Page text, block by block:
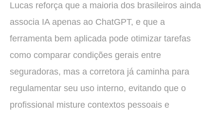
Lucas reforça que a maioria dos brasileiros ainda
associa IA apenas ao ChatGPT, e que a
ferramenta bem aplicada pode otimizar tarefas
como comparar condições gerais entre
seguradoras, mas a corretora já caminha para
regulamentar seu uso interno, evitando que o
profissional misture contextos pessoais e